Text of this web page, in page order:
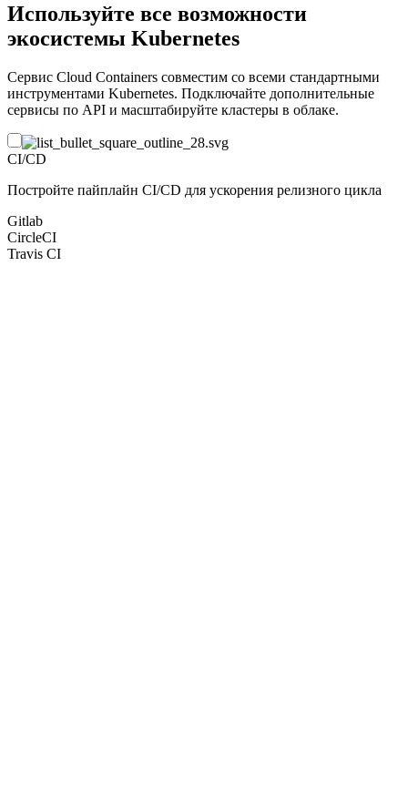
Используйте все возможности
экосистемы Kubernetes
Сервис Cloud Containers совместим со всеми стандартными
инструментами Kubernetes. Подключайте дополнительные
сервисы по API и масштабируйте кластеры в облаке.
CI/CD
Постройте пайплайн CI/CD для ускорения релизного цикла
Gitlab
CircleCI
Travis CI